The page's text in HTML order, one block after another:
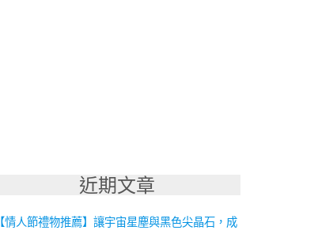
近期文章
【情人節禮物推薦】讓宇宙星塵與黑色尖晶石，成